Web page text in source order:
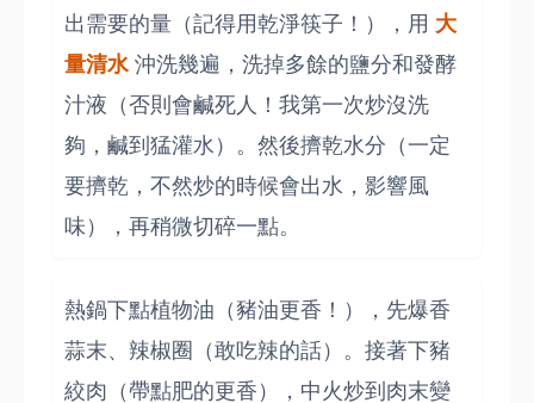
出需要的量（記得用乾淨筷子！），用 大
量清水沖洗幾遍，洗掉多餘的鹽分和發酵
汁液（否則會鹹死人！我第一次炒沒洗
夠，鹹到猛灌水）。然後擠乾水分（一定
要擠乾，不然炒的時候會出水，影響風
味），再稍微切碎一點。
熱鍋下點植物油（豬油更香！），先爆香
蒜末、辣椒圈（敢吃辣的話）。接著下豬
絞肉（帶點肥的更香），中火炒到肉末變